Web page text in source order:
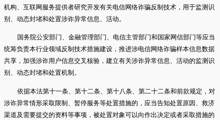
机构、互联网服务提供者研究开发有关电信网络诈骗反制技术，用于监测识
别、动态封堵和处置涉诈异常信息、活动。
国务院公安部门、金融管理部门、电信主管部门和国家网信部门等应当
统筹负责本行业领域反制技术措施建设，推进涉电信网络诈骗样本信息数据
共享，加强涉诈用户信息交叉核验，建立有关涉诈异常信息、活动的监测识
别、动态封堵和处置机制。
依据本法第十一条、第十二条、第十八条、第二十二条和前款规定，对
涉诈异常情形采取限制、暂停服务等处置措施的，应当告知处置原因、救济
渠道及需要提交的资料等事项，被处置对象可以向作出决定或者采取措施的